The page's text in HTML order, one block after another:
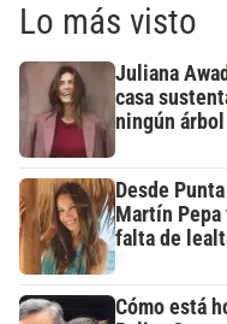
Lo más visto
Juliana
casa
ningún
Desde
Martín
falta de
Cómo está